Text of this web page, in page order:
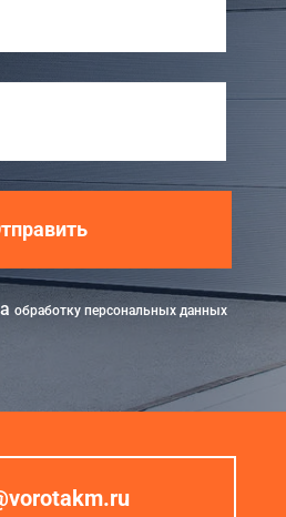
обработку персональных данных